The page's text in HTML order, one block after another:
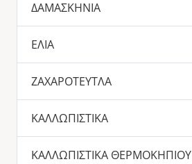
ΔΑΜΑΣΚΗΝΙΑ
ΕΛΙΑ
ΖΑΧΑΡΟΤΕΥΤΛΑ
ΚΑΛΛΩΠΙΣΤΙΚΑ
ΚΑΛΛΩΠΙΣΤΙΚΑ ΘΕΡΜΟΚΗΠΙΟΥ